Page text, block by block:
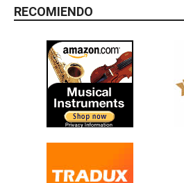
RECOMIENDO